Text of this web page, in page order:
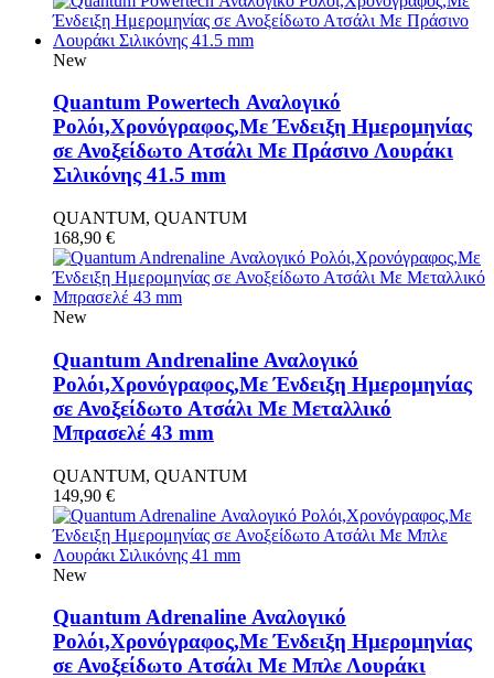
New
Quantum Powertech Αναλογικό
Ρολόι,Χρονόγραφος,Με Ένδειξη Ημερομηνίας
σε Ανοξείδωτο Ατσάλι Με Πράσινο Λουράκι
Σιλικόνης 41.5 mm
QUANTUM, QUANTUM
168,90 €
New
Quantum Andrenaline Αναλογικό
Ρολόι,Χρονόγραφος,Με Ένδειξη Ημερομηνίας
σε Ανοξείδωτο Ατσάλι Με Μεταλλικό
Μπρασελέ 43 mm
QUANTUM, QUANTUM
149,90 €
New
Quantum Adrenaline Αναλογικό
Ρολόι,Χρονόγραφος,Με Ένδειξη Ημερομηνίας
σε Ανοξείδωτο Ατσάλι Με Μπλε Λουράκι